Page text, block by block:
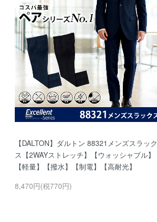
【DALTON】ダルトン 88321メンズスラック
ス【2WAYストレッチ】【ウォッシャブル】
【軽量】【撥水】【制電】【高耐光】
8,470円(税770円)